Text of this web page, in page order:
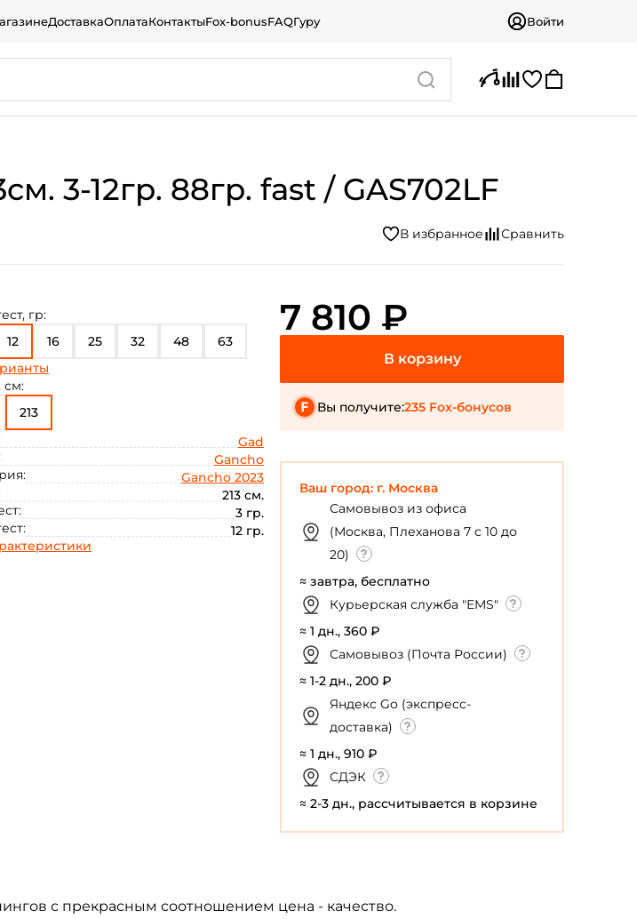
ДоставкаОплатаКонтактыFox-bonusFAQГуру Войти
3-12гр. 88гр. fast / GAS702LF
гр:
12 16 25 32 48 63
см:
213
Gad
Gancho
Gancho 2023
213 см.
3 гр.
12 гр.
7 810 ₽
Вы получите:235 Fox-бонусов
Ваш город: г. Москва
Самовывоз из офиса
(Москва, Плеханова 7 с 10 до
20)
≈ завтра, бесплатно
Курьерская служба "EMS"
≈ 1 дн., 360 ₽
Самовывоз (Почта России)
≈ 1-2 дн., 200 ₽
Яндекс Go (экспресс-
доставка)
≈ 1 дн., 910 ₽
СДЭК
≈ 2-3 дн., рассчитывается в корзине
с прекрасным соотношением цена - качество.